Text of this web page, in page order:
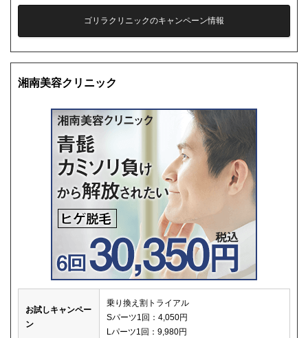
ゴリラクリニックのキャンペーン情報
湘南美容クリニック
お試しキャンペー
ン
乗り換え割トライアル
Sパーツ1回：4,050円
Lパーツ1回：9,980円